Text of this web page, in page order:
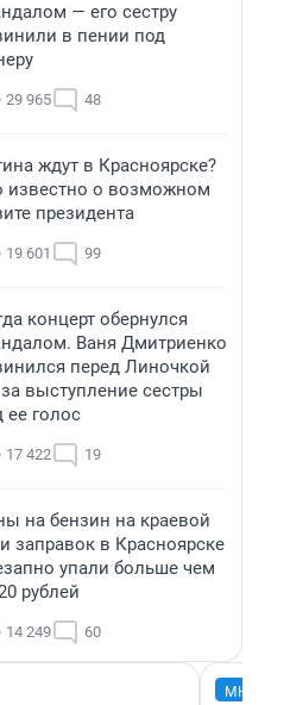
— его сестру
в пении под
29 965 48
ждут в Красноярске?
известно о возможном
президента
19 601 99
концерт обернулся
Ваня Дмитриенко
перед Линочкой
выступление сестры
ее голос
17 422 19
на бензин на краевой
заправок в Красноярске
упали больше чем
рублей
14 249 60